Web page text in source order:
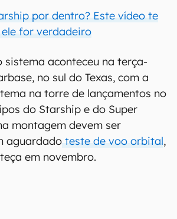
por dentro? Este vídeo te
for verdadeiro
sistema aconteceu na terça-
no sul do Texas, com a
na torre de lançamentos no
do Starship e do Super
montagem devem ser
aguardado teste de voo orbital,
em novembro.